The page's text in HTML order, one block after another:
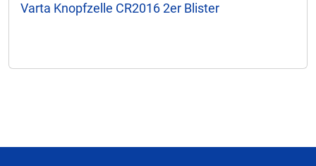
Varta Knopfzelle CR2016 2er Blister